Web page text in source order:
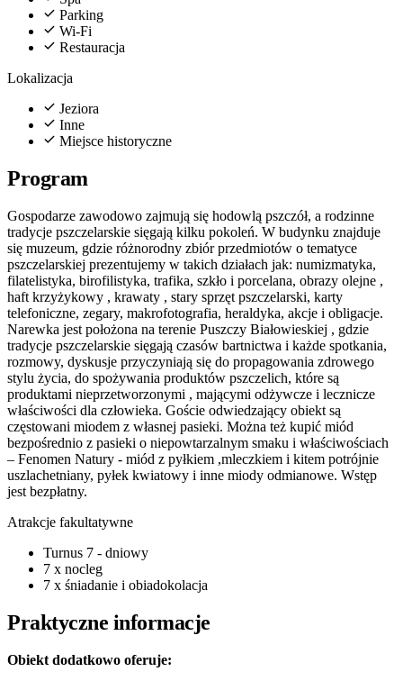
Parking
Wi-Fi
Restauracja
Lokalizacja
Jeziora
Inne
Miejsce historyczne
Program
Gospodarze zawodowo zajmują się hodowlą pszczół, a rodzinne
tradycje pszczelarskie sięgają kilku pokoleń. W budynku znajduje
się muzeum, gdzie różnorodny zbiór przedmiotów o tematyce
pszczelarskiej prezentujemy w takich działach jak: numizmatyka,
filatelistyka, birofilistyka, trafika, szkło i porcelana, obrazy olejne ,
haft krzyżykowy , krawaty , stary sprzęt pszczelarski, karty
telefoniczne, zegary, makrofotografia, heraldyka, akcje i obligacje.
Narewka jest położona na terenie Puszczy Białowieskiej , gdzie
tradycje pszczelarskie sięgają czasów bartnictwa i każde spotkania,
rozmowy, dyskusje przyczyniają się do propagowania zdrowego
stylu życia, do spożywania produktów pszczelich, które są
produktami nieprzetworzonymi , mającymi odżywcze i lecznicze
właściwości dla człowieka. Goście odwiedzający obiekt są
częstowani miodem z własnej pasieki. Można też kupić miód
bezpośrednio z pasieki o niepowtarzalnym smaku i właściwościach
– Fenomen Natury - miód z pyłkiem ,mleczkiem i kitem potrójnie
uszlachetniany, pyłek kwiatowy i inne miody odmianowe. Wstęp
jest bezpłatny.
Atrakcje fakultatywne
Turnus 7 - dniowy
7 x nocleg
7 x śniadanie i obiadokolacja
Praktyczne informacje
Obiekt dodatkowo oferuje: